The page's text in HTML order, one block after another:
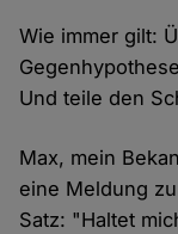
Wie immer gilt:
Und teile den
Max, mein
eine Meldung
Satz: "Haltet